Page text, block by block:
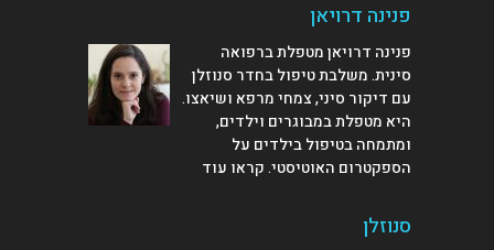
פנינה דרויאן
פנינה דרויאן מטפלת ברפואה
סינית. משלבת טיפול בחדר סנוזלן
עם דיקור סיני, צמחי מרפא ושיאצו.
היא מטפלת במבוגרים וילדים,
ומתמחה בטיפול בילדים על
הספקטרום האוטיסטי.קראו עוד
סנוזלן